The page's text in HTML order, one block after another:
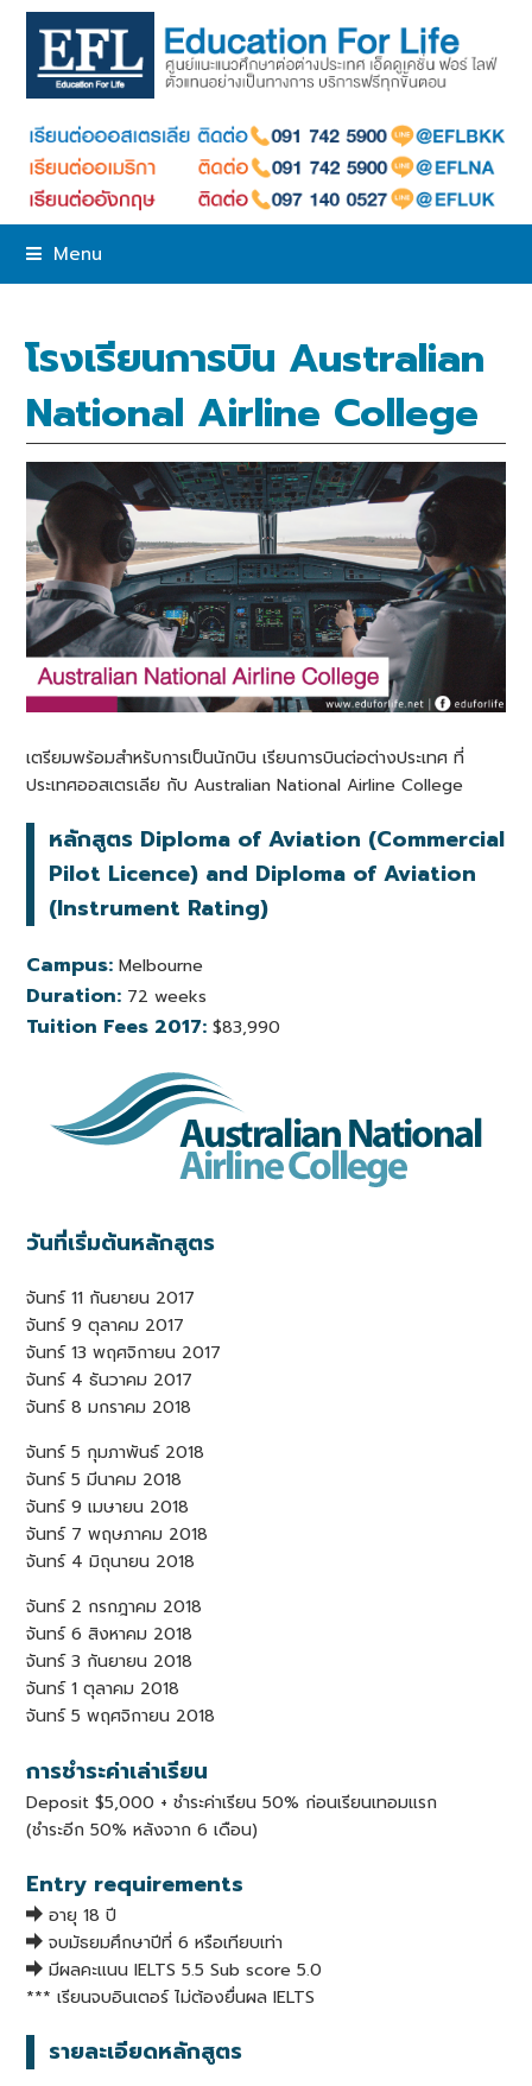
Menu
โรงเรียนการบิน Australian
National Airline College
เตรียมพร้อมสำหรับการเป็นนักบิน เรียนการบินต่อต่างประเทศ ที่
ประเทศออสเตรเลีย กับ Australian National Airline College
หลักสูตร Diploma of Aviation (Commercial
Pilot Licence) and Diploma of Aviation
(Instrument Rating)
Campus: Melbourne
Duration: 72 weeks
Tuition Fees 2017: $83,990
วันที่เริ่มต้นหลักสูตร
จันทร์ 11 กันยายน 2017
จันทร์ 9 ตุลาคม 2017
จันทร์ 13 พฤศจิกายน 2017
จันทร์ 4 ธันวาคม 2017
จันทร์ 8 มกราคม 2018
จันทร์ 5 กุมภาพันธ์ 2018
จันทร์ 5 มีนาคม 2018
จันทร์ 9 เมษายน 2018
จันทร์ 7 พฤษภาคม 2018
จันทร์ 4 มิถุนายน 2018
จันทร์ 2 กรกฎาคม 2018
จันทร์ 6 สิงหาคม 2018
จันทร์ 3 กันยายน 2018
จันทร์ 1 ตุลาคม 2018
จันทร์ 5 พฤศจิกายน 2018
การชำระค่าเล่าเรียน
Deposit $5,000 + ชำระค่าเรียน 50% ก่อนเรียนเทอมแรก
(ชำระอีก 50% หลังจาก 6 เดือน)
Entry requirements
อายุ 18 ปี
จบมัธยมศึกษาปีที่ 6 หรือเทียบเท่า
มีผลคะแนน IELTS 5.5 Sub score 5.0
*** เรียนจบอินเตอร์ ไม่ต้องยื่นผล IELTS
รายละเอียดหลักสูตร